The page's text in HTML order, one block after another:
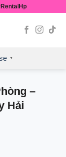
▼
–
Hải